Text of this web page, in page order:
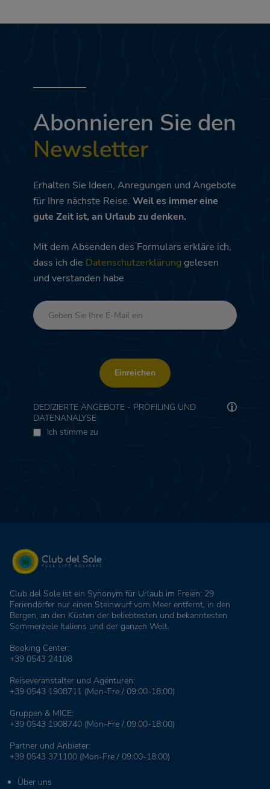
Abonnieren Sie den
Newsletter
Erhalten Sie Ideen, Anregungen und Angebote
für Ihre nächste Reise. Weil es immer eine
gute Zeit ist, an Urlaub zu denken.
Mit dem Absenden des Formulars erkläre ich,
dass ich die Datenschutzerklärung gelesen
und verstanden habe
Einreichen
DEDIZIERTE ANGEBOTE - PROFILING UND
DATENANALYSE
Ich stimme zu
Club del Sole ist ein Synonym für Urlaub im Freien: 29
Feriendörfer nur einen Steinwurf vom Meer entfernt, in den
Bergen, an den Küsten der beliebtesten und bekanntesten
Sommerziele Italiens und der ganzen Welt.
Booking Center:
+39 0543 24108
Reiseveranstalter und Agenturen:
+39 0543 1908711 (Mon-Fre / 09:00-18:00)
Gruppen & MICE:
+39 0543 1908740 (Mon-Fre / 09:00-18:00)
Partner und Anbieter:
+39 0543 371100 (Mon-Fre / 09:00-18:00)
Über uns